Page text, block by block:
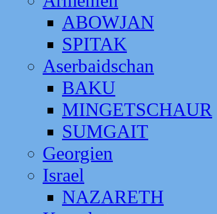
ABOWJAN
SPITAK
Aserbaidschan
BAKU
MINGETSCHAUR
SUMGAIT
Georgien
Israel
NAZARETH